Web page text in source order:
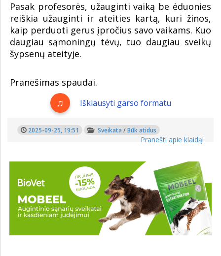
Pasak profesorės, užauginti vaiką be ėduonies
reiškia užauginti ir ateities kartą, kuri žinos,
kaip perduoti gerus įpročius savo vaikams. Kuo
daugiau sąmoningų tėvų, tuo daugiau sveikų
šypsenų ateityje.
Pranešimas spaudai.
Išklausyti garso formatu
2025-09-25, 19:51 Sveikata /Būk atidus
Pranešti apie klaidą!